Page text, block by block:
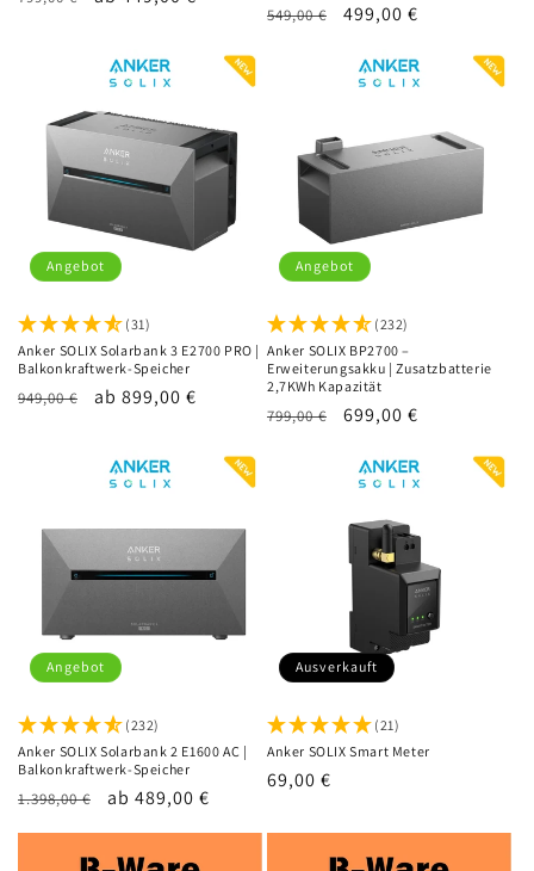
Normaler
549,00 € Verkaufspreis
499,00 €
Angebot
(31)
Anker SOLIX Solarbank 3 E2700 PRO |
Balkonkraftwerk-Speicher
Normaler
949,00 € Verkaufspreis
ab 899,00 €
Angebot
(232)
Anker SOLIX BP2700 –
Erweiterungsakku | Zusatzbatterie
2,7KWh Kapazität
Normaler
799,00 € Verkaufspreis
699,00 €
Angebot
(232)
Anker SOLIX Solarbank 2 E1600 AC |
Balkonkraftwerk-Speicher
Normaler
1.398,00 € Verkaufspreis
ab 489,00 €
Ausverkauft
(21)
Anker SOLIX Smart Meter
Normaler
69,00 €